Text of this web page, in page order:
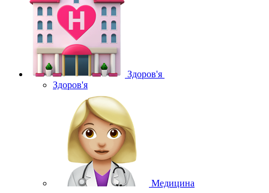
Здоров'я
Здоров'я
Медицина